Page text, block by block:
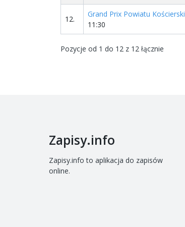
12.
Grand Prix Powiatu
11:30
Pozycje od 1 do 12 z 12 łącznie
Zapisy.info
Zapisy.info to aplikacja do zapisów
online.